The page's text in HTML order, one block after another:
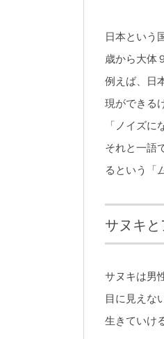
日本という
歳から大体
例えば、日
現ができる
「ノイズに
それと一語
るという「
サヌキと
サヌキは男
目に見えな
生きていけ